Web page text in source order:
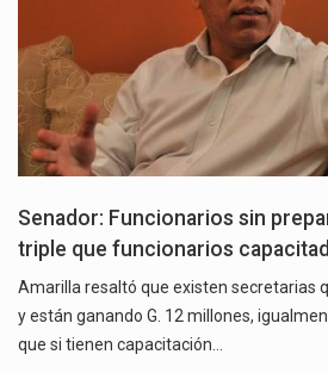
Senador: Funcionarios sin
triple que funcionarios
Amarilla resaltó que existen secretarias
y están ganando G. 12 millones,
que si tienen capacitación…